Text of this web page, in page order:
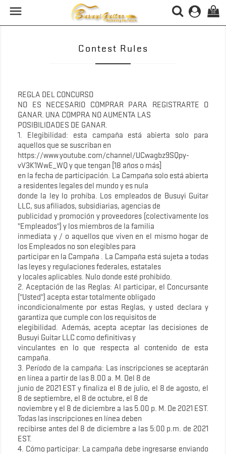
 (0)
Contest Rules
REGLA DEL CONCURSO
NO ES NECESARIO COMPRAR PARA REGISTRARTE O
GANAR. UNA COMPRA NO AUMENTA LAS
POSIBILIDADES DE GANAR.
1. Elegibilidad: esta campaña está abierta solo para
aquellos que se suscriban en
https://www.youtube.com/channel/UCwagbz9SQpy-
vV3K1WwE_WQ y que tengan [18 años o más]
en la fecha de participación. La Campaña solo está abierta
a residentes legales del mundo y es nula
donde la ley lo prohíba. Los empleados de Busuyi Guitar
LLC, sus afiliados, subsidiarias, agencias de
publicidad y promoción y proveedores (colectivamente los
"Empleados") y los miembros de la familia
inmediata y / o aquellos que viven en el mismo hogar de
los Empleados no son elegibles para
participar en la Campaña . La Campaña está sujeta a todas
las leyes y regulaciones federales, estatales
y locales aplicables. Nulo donde esté prohibido.
2. Aceptación de las Reglas: Al participar, el Concursante
("Usted") acepta estar totalmente obligado
incondicionalmente por estas Reglas, y usted declara y
garantiza que cumple con los requisitos de
elegibilidad. Además, acepta aceptar las decisiones de
Busuyi Guitar LLC como definitivas y
vinculantes en lo que respecta al contenido de esta
campaña.
3. Período de la campaña: Las inscripciones se aceptarán
en línea a partir de las 8.00 a. M. Del 8 de
junio de 2021 EST y finaliza el 8 de julio, el 8 de agosto, el
8 de septiembre, el 8 de octubre, el 8 de
noviembre y el 8 de diciembre a las 5.00 p. M. De 2021 EST.
Todas las inscripciones en línea deben
recibirse antes del 8 de diciembre a las 5:00 p.m. de 2021
EST.
4. Cómo participar: La campaña debe ingresarse enviando